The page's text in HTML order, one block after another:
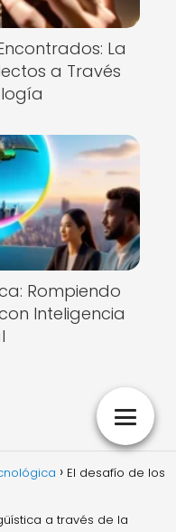
La
a Través
Rompiendo
Inteligencia
El desafío de los
a través de la